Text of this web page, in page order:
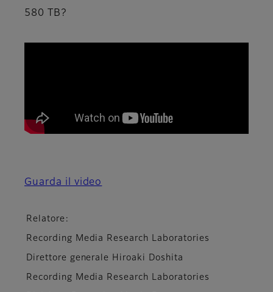
580 TB?
Guarda il video
Relatore:
Recording Media Research Laboratories
Direttore generale Hiroaki Doshita
Recording Media Research Laboratories